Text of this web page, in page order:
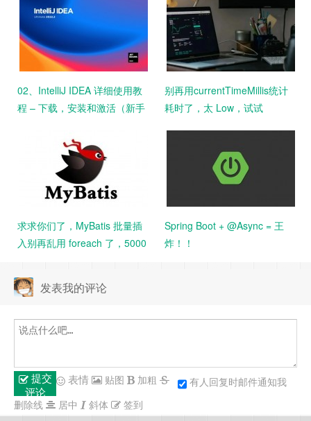
02、IntelliJ IDEA 详细使用教
程 – 下载，安装和激活（新手
别再用currentTimeMillis统计
耗时了，太 Low，试试
求求你们了，MyBatis 批量插
入别再乱用 foreach 了，5000
Spring Boot + @Async = 王
炸！！
发表我的评论
提交
评论
有人回复时邮件通知我
表情 贴图
加粗
删除线
居中 斜体 签到